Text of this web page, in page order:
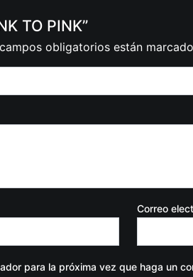
TO PINK”
obligatorios están
Correo
para la próxima vez que haga un